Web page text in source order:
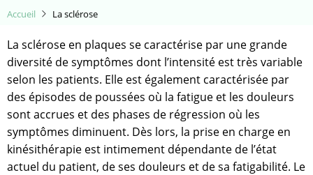
Accueil La sclérose
La sclérose en plaques se caractérise par une grande
diversité de symptômes dont l’intensité est très variable
selon les patients. Elle est également caractérisée par
des épisodes de poussées où la fatigue et les douleurs
sont accrues et des phases de régression où les
symptômes diminuent. Dès lors, la prise en charge en
kinésithérapie est intimement dépendante de l’état
actuel du patient, de ses douleurs et de sa fatigabilité. Le